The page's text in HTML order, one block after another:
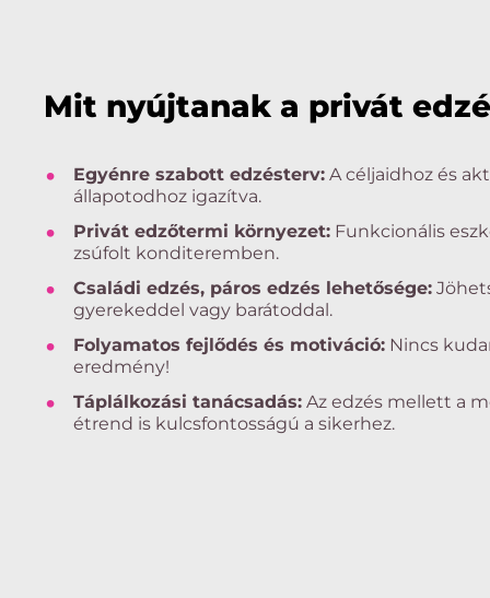
Mit nyújtanak a privát
Egyénre szabott edzésterv: A céljaidhoz és
állapotodhoz igazítva.
Privát edzőtermi környezet: Funkcionális
zsúfolt konditeremben.
Családi edzés, páros edzés lehetősége:
gyerekeddel vagy barátoddal.
Folyamatos fejlődés és motiváció: Nincs
eredmény!
Táplálkozási tanácsadás: Az edzés mellett a
étrend is kulcsfontosságú a sikerhez.